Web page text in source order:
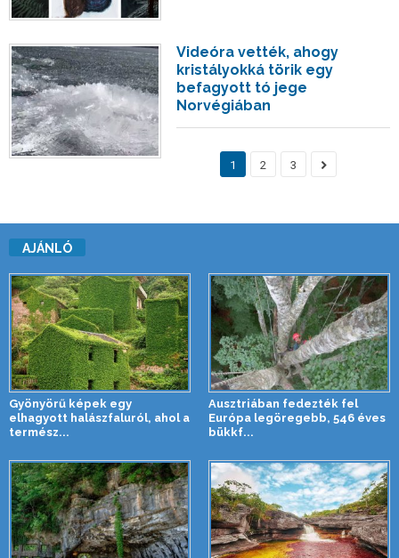
Videóra vették, ahogy
kristályokká törik egy
befagyott tó jege
Norvégiában
1 2 3
AJÁNLÓ
Gyönyörű képek egy
elhagyott halászfaluról, ahol a
termész...
Ausztriában fedezték fel
Európa legöregebb, 546 éves
bükkf...